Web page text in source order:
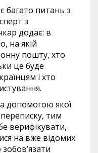
багато питань з
з
додає: в
на якій
пошту, хто
це буде
і хто
допомогою якої
тим
верифікувати,
на вже відомих